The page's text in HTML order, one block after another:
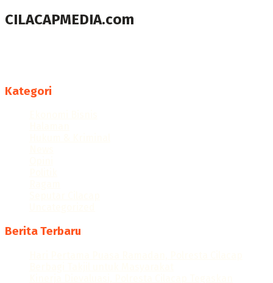
CILACAPMEDIA.com
Kategori
Berita Terbaru